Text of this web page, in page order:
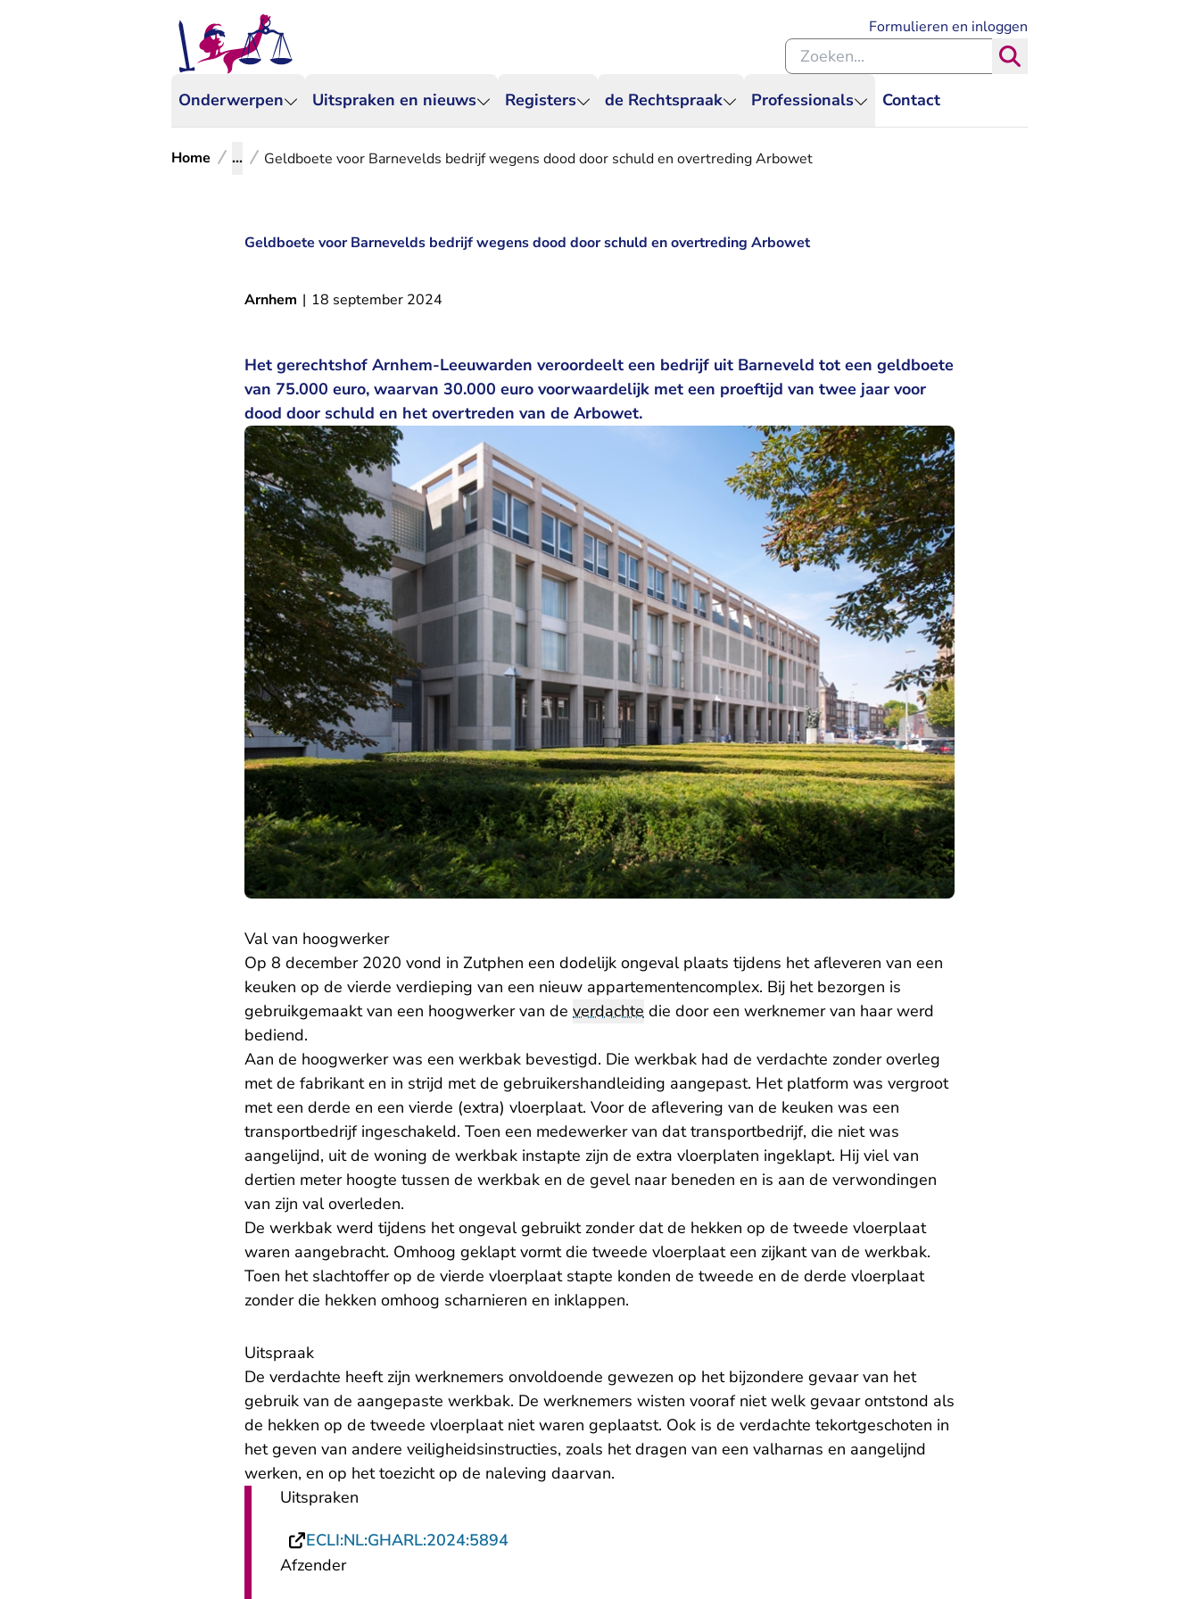
Onderwerpen Uitspraken en nieuws Registers de Rechtspraak Professionals Contact
Formulieren en inloggen
Zoeken binnen de Rechtspraak
Home ... Geldboete voor Barnevelds bedrijf wegens dood door schuld en overtreding Arbowet
Geldboete voor Barnevelds bedrijf wegens dood door schuld en overtreding Arbowet
Arnhem | 18 september 2024
Het gerechtshof Arnhem-Leeuwarden veroordeelt een bedrijf uit Barneveld tot een geldboete
van 75.000 euro, waarvan 30.000 euro voorwaardelijk met een proeftijd van twee jaar voor
dood door schuld en het overtreden van de Arbowet.
Val van hoogwerker
Op 8 december 2020 vond in Zutphen een dodelijk ongeval plaats tijdens het afleveren van een
keuken op de vierde verdieping van een nieuw appartementencomplex. Bij het bezorgen is
gebruikgemaakt van een hoogwerker van de verdachte die door een werknemer van haar werd
bediend.
Aan de hoogwerker was een werkbak bevestigd. Die werkbak had de verdachte zonder overleg
met de fabrikant en in strijd met de gebruikershandleiding aangepast. Het platform was vergroot
met een derde en een vierde (extra) vloerplaat. Voor de aflevering van de keuken was een
transportbedrijf ingeschakeld. Toen een medewerker van dat transportbedrijf, die niet was
aangelijnd, uit de woning de werkbak instapte zijn de extra vloerplaten ingeklapt. Hij viel van
dertien meter hoogte tussen de werkbak en de gevel naar beneden en is aan de verwondingen
van zijn val overleden.
De werkbak werd tijdens het ongeval gebruikt zonder dat de hekken op de tweede vloerplaat
waren aangebracht. Omhoog geklapt vormt die tweede vloerplaat een zijkant van de werkbak.
Toen het slachtoffer op de vierde vloerplaat stapte konden de tweede en de derde vloerplaat
zonder die hekken omhoog scharnieren en inklappen.
Uitspraak
De verdachte heeft zijn werknemers onvoldoende gewezen op het bijzondere gevaar van het
gebruik van de aangepaste werkbak. De werknemers wisten vooraf niet welk gevaar ontstond als
de hekken op de tweede vloerplaat niet waren geplaatst. Ook is de verdachte tekortgeschoten in
het geven van andere veiligheidsinstructies, zoals het dragen van een valharnas en aangelijnd
werken, en op het toezicht op de naleving daarvan.
Uitspraken
ECLI:NL:GHARL:2024:5894- U verlaat Rechtspraak.nl
Afzender